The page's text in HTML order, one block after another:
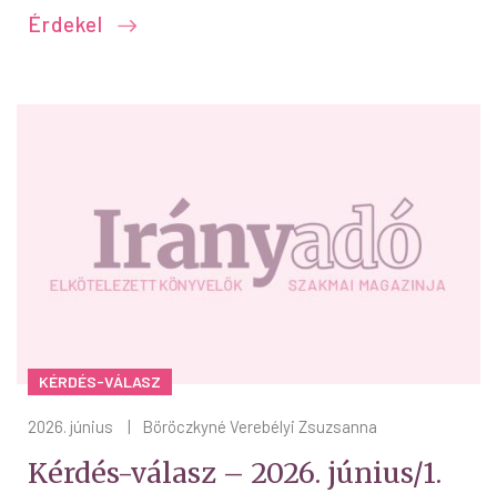
Érdekel
KÉRDÉS-VÁLASZ
2026. június Böröczkyné Verebélyi Zsuzsanna
Kérdés-válasz – 2026. június/1.